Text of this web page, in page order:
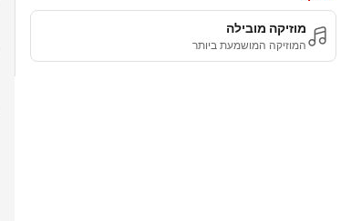
מוזיקה מובילה
המוזיקה המושמעת ביותר